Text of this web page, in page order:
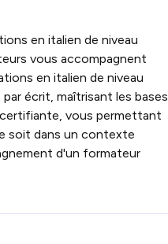
en italien de niveau
vous accompagnent
en italien de niveau
écrit, maîtrisant les bases
vous permettant
soit dans un contexte
d'un formateur